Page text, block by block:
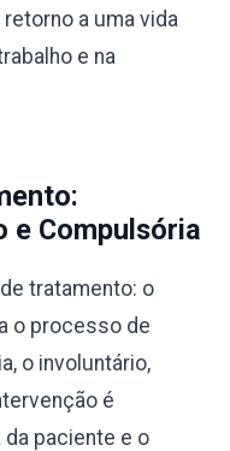
a uma vida
e na
e Compulsória
tratamento: o
o processo de
o involuntário,
é
paciente e o